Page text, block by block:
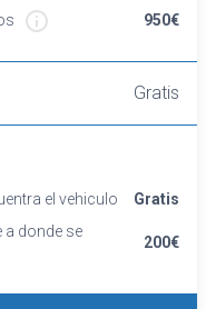
y traseros
sensor de
950€
Gratis
el vehiculo
Gratis
a donde se
200€